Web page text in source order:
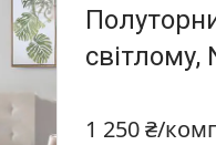
світлому,
1 250 ₴/